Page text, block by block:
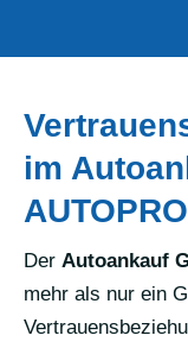
im
Der Autoankauf
mehr als nur ein